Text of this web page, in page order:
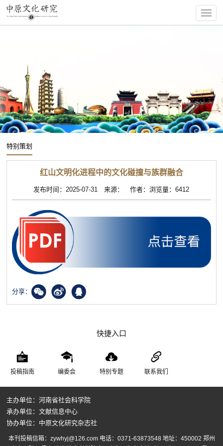
特别策划
红山文明化进程中的文化碰撞与族群融合
发布时间：2025-07-31 来源： 作者：浏览量：6412
分享：
快捷入口
投稿指南 编委会 特别专题 联系我们
主办单位：河南省社会科学院
承办单位：文献信息中心
协办单位：中原文化研究杂志社
本刊投稿信箱：zywhyj@126.com 电话：0371-63873548 地址：450002 郑州